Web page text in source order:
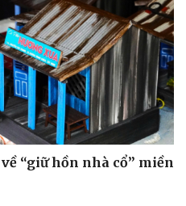
Công nghệ
Sành điệu
Tin Công nghệ
Trải nghiệm
Chuyển đổi số
“giữ hồn nhà cổ” miền